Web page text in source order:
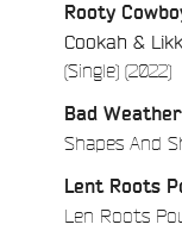
Rooty
Cookah &
(Single) (2022)/
Bad Weather
Shapes And
Lent Roots
Len Roots